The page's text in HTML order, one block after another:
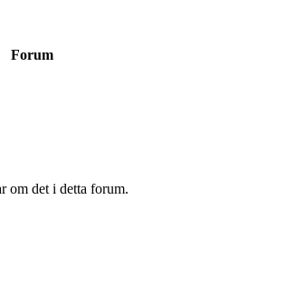
Forum
om det i detta forum.